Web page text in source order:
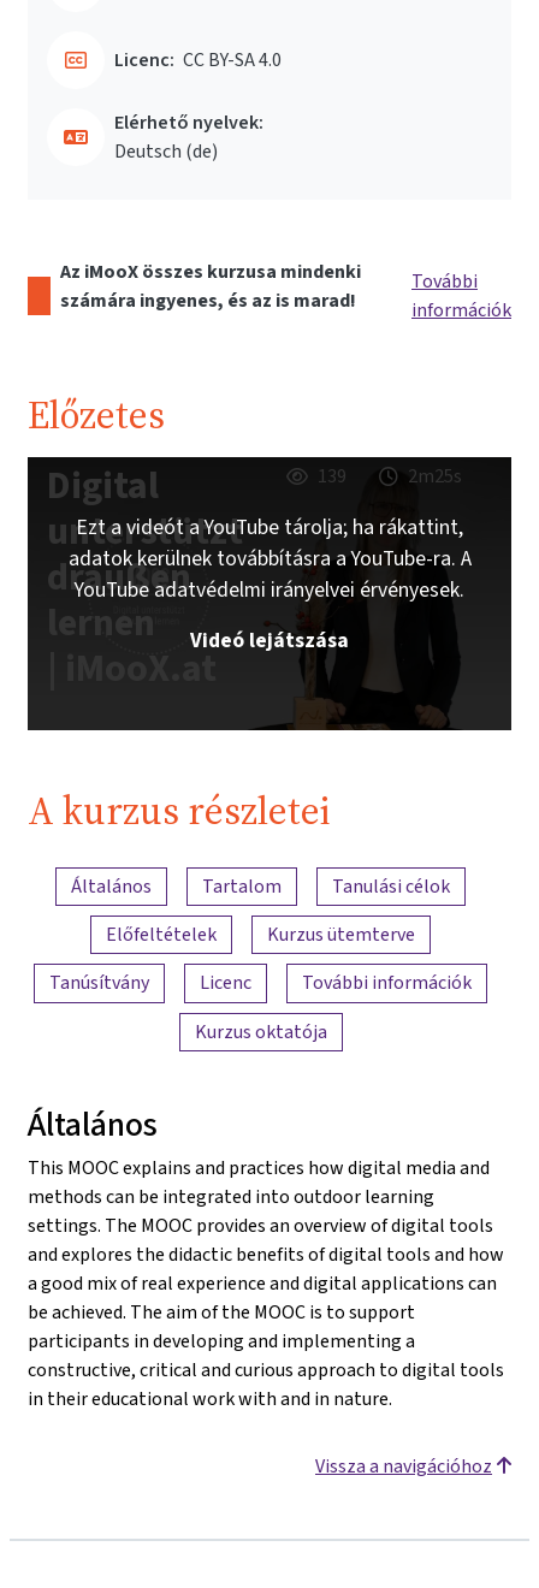
Licenc: CC BY-SA 4.0
Elérhető nyelvek:
Deutsch ‎(de)‎
Az iMooX összes kurzusa mindenki
számára ingyenes, és az is marad!
További
információk
Előzetes
Digital
unterstützt
draußen
lernen
139 2m25s
Ezt a videót a YouTube tárolja; ha rákattint,
adatok kerülnek továbbításra a YouTube-ra. A
YouTube adatvédelmi irányelvei érvényesek.
Videó lejátszása
A kurzus részletei
A tartalom áttekintése
Általános Tartalom
Tanulási célok
Előfeltételek
Kurzus ütemterve
Tanúsítvány
Licenc
További információk
Kurzus oktatója
Általános
This MOOC explains and practices how digital media and
methods can be integrated into outdoor learning
settings. The MOOC provides an overview of digital tools
and explores the didactic benefits of digital tools and how
a good mix of real experience and digital applications can
be achieved. The aim of the MOOC is to support
participants in developing and implementing a
constructive, critical and curious approach to digital tools
in their educational work with and in nature.
Vissza a navigációhoz